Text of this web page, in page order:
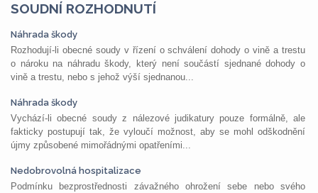
SOUDNÍ ROZHODNUTÍ
Náhrada škody
Rozhodují-li obecné soudy v řízení o schválení dohody o vině a trestu
o nároku na náhradu škody, který není součástí sjednané dohody o
vině a trestu, nebo s jehož výší sjednanou...
Náhrada škody
Vychází-li obecné soudy z nálezové judikatury pouze formálně, ale
fakticky postupují tak, že vyloučí možnost, aby se mohl odškodnění
újmy způsobené mimořádnými opatřeními...
Nedobrovolná hospitalizace
Podmínku bezprostřednosti závažného ohrožení sebe nebo svého